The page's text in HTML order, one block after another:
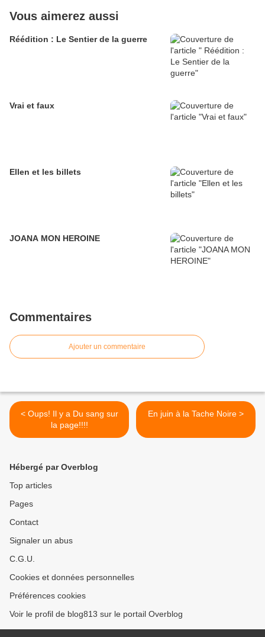
Vous aimerez aussi
Réédition : Le Sentier de la guerre
Vrai et faux
Ellen et les billets
JOANA MON HEROINE
Commentaires
Ajouter un commentaire
< Oups! Il y a Du sang sur
la page!!!!
En juin à la Tache Noire >
Hébergé par Overblog
Top articles
Pages
Contact
Signaler un abus
C.G.U.
Cookies et données personnelles
Préférences cookies
Voir le profil de blog813 sur le portail Overblog